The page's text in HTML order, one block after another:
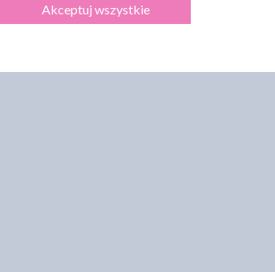
Akceptuj wszystkie